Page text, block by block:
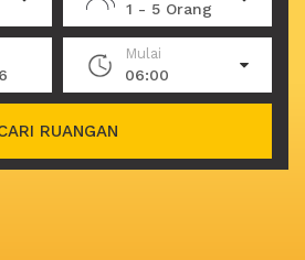
1 - 5 Orang
Mulai
06:00
RUANGAN